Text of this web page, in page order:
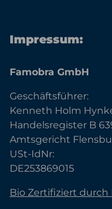
Impressum:
Famobra GmbH
Geschäftsführer:
Kenneth Holm
Handelsregister B
Amtsgericht
USt-IdNr:
DE253869015
Bio Zertifiziert durch